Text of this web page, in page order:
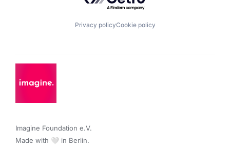
Privacy policyCookie policy
Imagine Foundation e.V.
Made with 🤍 in Berlin.